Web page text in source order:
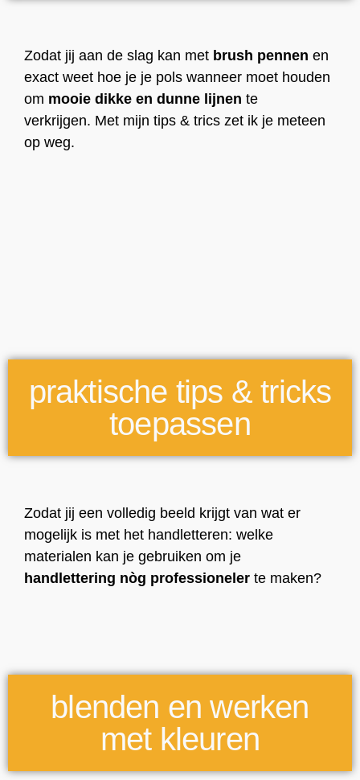
Zodat jij aan de slag kan met brush pennen en
exact weet hoe je je pols wanneer moet houden
om mooie dikke en dunne lijnen te
verkrijgen. Met mijn tips & trics zet ik je meteen
op weg.
praktische tips & tricks
toepassen
Zodat jij een volledig beeld krijgt van wat er
mogelijk is met het handletteren: welke
materialen kan je gebruiken om je
handlettering nòg professioneler te maken?
blenden en werken
met kleuren